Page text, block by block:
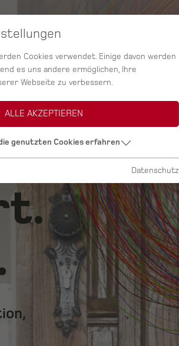
AGENTUR
Cookies verwendet. Einige davon werden
es uns andere ermöglichen, Ihre
Webseite zu verbessern.
ALLE AKZEPTIEREN
genutzten Cookies erfahren
Datenschutz